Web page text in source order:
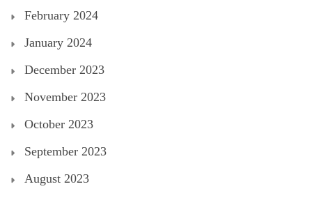
February 2024
January 2024
December 2023
November 2023
October 2023
September 2023
August 2023